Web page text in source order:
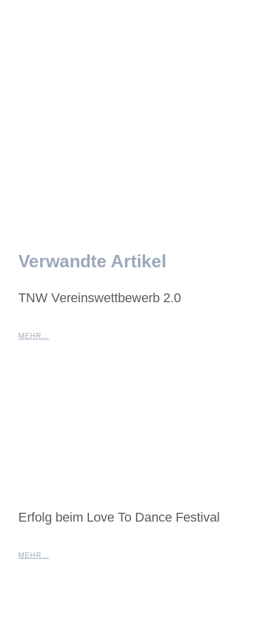
Verwandte Artikel
TNW Vereinswettbewerb 2.0
MEHR...
Erfolg beim Love To Dance Festival
MEHR...